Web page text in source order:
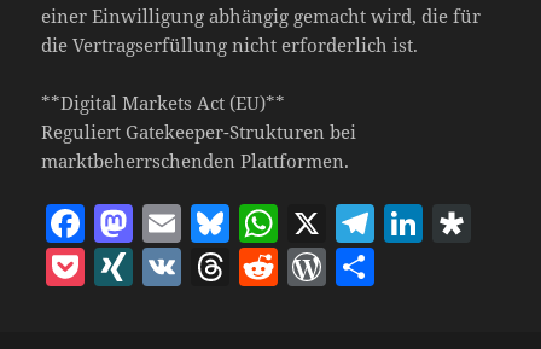
einer Einwilligung abhängig gemacht wird, die für
die Vertragserfüllung nicht erforderlich ist.
**Digital Markets Act (EU)**
Reguliert Gatekeeper-Strukturen bei
marktbeherrschenden Plattformen.
F
a
c
M
as
to
E
m
Bl
u
es
W
h
at
X T Li
P X V T R W